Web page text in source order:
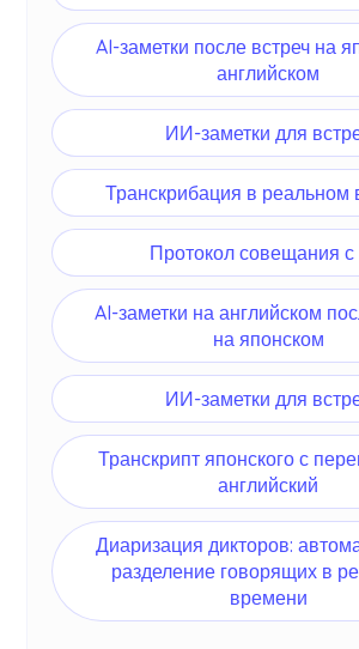
AI-заметки после встреч на
английском
ИИ-заметки для
Транскрибация в реальном
Протокол совещания
AI-заметки на английском
на японском
ИИ-заметки для
Транскрипт японского с
английский
Диаризация дикторов:
разделение говорящих в
времени